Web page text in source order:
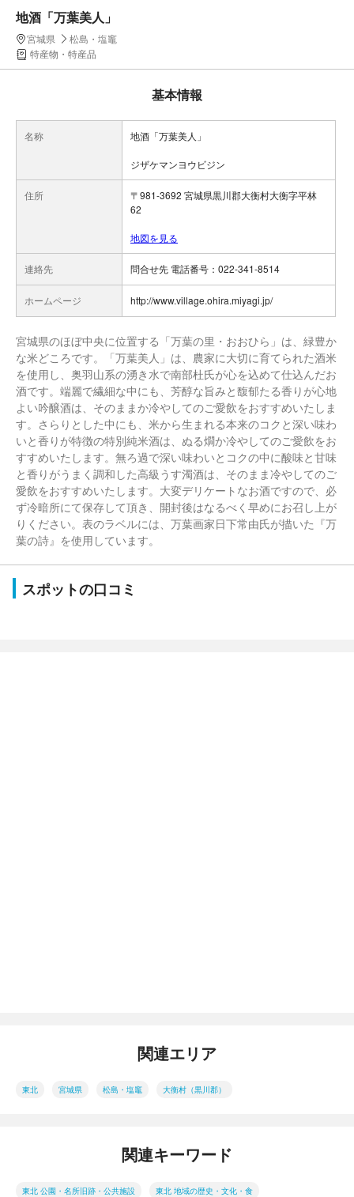
地酒「万葉美人」
宮城県
松島・塩竈
特産物・特産品
基本情報
名称 地酒「万葉美人」
ジザケマンヨウビジン
住所
〒981-3692 宮城県黒川郡大衡村大衡字平林
62
地図を見る
連絡先 問合せ先 電話番号：022-341-8514
ホームページ http://www.village.ohira.miyagi.jp/
宮城県のほぼ中央に位置する「万葉の里・おおひら」は、緑豊か
な米どころです。「万葉美人」は、農家に大切に育てられた酒米
を使用し、奥羽山系の湧き水で南部杜氏が心を込めて仕込んだお
酒です。端麗で繊細な中にも、芳醇な旨みと馥郁たる香りが心地
よい吟醸酒は、そのままか冷やしてのご愛飲をおすすめいたしま
す。さらりとした中にも、米から生まれる本来のコクと深い味わ
いと香りが特徴の特別純米酒は、ぬる燗か冷やしてのご愛飲をお
すすめいたします。無ろ過で深い味わいとコクの中に酸味と甘味
と香りがうまく調和した高級うす濁酒は、そのまま冷やしてのご
愛飲をおすすめいたします。大変デリケートなお酒ですので、必
ず冷暗所にて保存して頂き、開封後はなるべく早めにお召し上が
りください。表のラベルには、万葉画家日下常由氏が描いた『万
葉の詩』を使用しています。
スポットの口コミ
関連エリア
東北 宮城県 松島・塩竈 大衡村（黒川郡）
関連キーワード
東北 公園・名所旧跡・公共施設 東北 地域の歴史・文化・食